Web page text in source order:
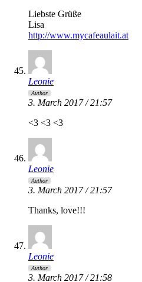
Liebste Grüße
Lisa
http://www.mycafeaulait.at
Leonie
Author
3. March 2017 / 21:57
<3 <3 <3
Leonie
Author
3. March 2017 / 21:57
Thanks, love!!!
Leonie
Author
3. March 2017 / 21:58